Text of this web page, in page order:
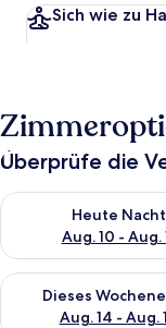
Sich wie zu
Überprüfe die
Heute Nacht
Aug. 10 - Aug.
Überprüfe die
Dieses
Aug. 14 - Aug.
Überprüfe die